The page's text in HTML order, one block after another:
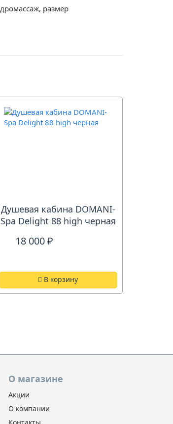
размер
Душевая кабина DOMANI-
Spa Delight 88 high черная
18 000 ₽
В корзину
О магазине
Акции
О компании